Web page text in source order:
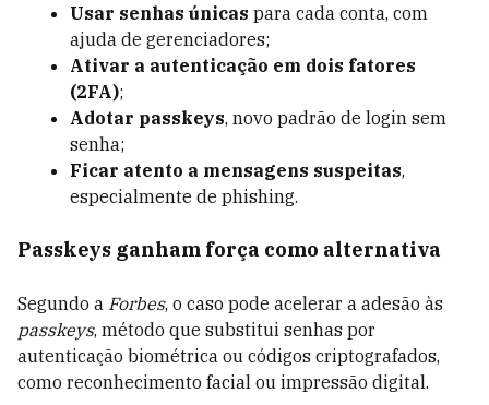
Usar senhas únicas para cada conta, com
ajuda de gerenciadores;
Ativar a autenticação em dois fatores
(2FA);
Adotar passkeys, novo padrão de login sem
senha;
Ficar atento a mensagens suspeitas,
especialmente de phishing.
Passkeys ganham força como alternativa
Segundo a Forbes, o caso pode acelerar a adesão às
passkeys, método que substitui senhas por
autenticação biométrica ou códigos criptografados,
como reconhecimento facial ou impressão digital.